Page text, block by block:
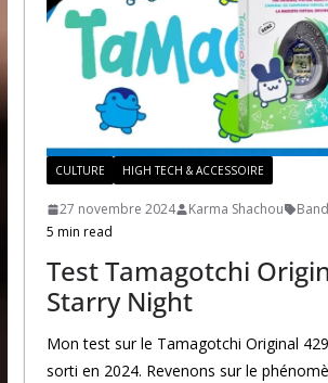
CULTURE HIGH TECH & ACCESSOIRE
27 novembre 2024 Karma Shachou
5 min read
Test Tamagotchi
Starry Night
Mon test sur le Tamagotchi Original
sorti en 2024. Revenons sur le